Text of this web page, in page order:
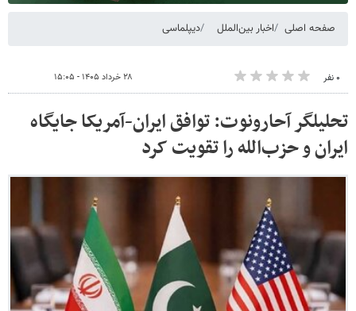
صفحه اصلی اخبار بین‌الملل دیپلماسی
۰ نفر ۲۸ خرداد ۱۴۰۵ - ۱۵:۰۵
تحلیلگر آحارونوت: توافق ایران-آمریکا جایگاه
ایران و حزب‌الله را تقویت کرد